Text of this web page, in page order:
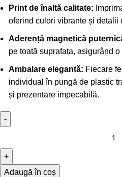
Print de înaltă calitate:
oferind culori vibrante și detalii
Aderență magnetică
pe toată suprafața, asigurând
Ambalare elegantă: Fiecare
individual în pungă de plastic
și prezentare impecabilă.
Adaugă în coș